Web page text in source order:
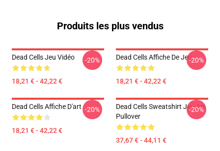
Produits les plus vendus
Dead Cells Jeu Vidéo
18,21 € - 42,22 €
-20% Dead Cells Affiche De Jeu
18,21 € - 42,22 €
-20%
Dead Cells Affiche D'art
18,21 € - 42,22 €
-20%
Dead Cells Sweatshirt Jeu Art
Pullover
37,67 € - 44,11 €
-20%